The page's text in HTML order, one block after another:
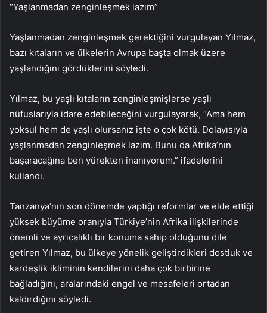
“Yaşlanmadan zenginleşmek lazım”
Yaşlanmadan zenginleşmek gerektiğini vurgulayan Yılmaz,
bazı kıtaların ve ülkelerin Avrupa başta olmak üzere
yaşlandığını gördüklerini söyledi.
Yılmaz, bu yaşlı kıtaların zenginleşmişlerse yaşlı
nüfuslarıyla idare edebileceğini vurgulayarak, “Ama hem
yoksul hem de yaşlı olursanız işte o çok kötü. Dolayısıyla
yaşlanmadan zenginleşmek lazım. Bunu da Afrika’nın
başaracağına ben yürekten inanıyorum.” ifadelerini
kullandı.
Tanzanya’nın son dönemde yaptığı reformlar ve elde ettiği
yüksek büyüme oranıyla Türkiye’nin Afrika ilişkilerinde
önemli ve ayrıcalıklı bir konuma sahip olduğunu dile
getiren Yılmaz, bu ülkeye yönelik geliştirdikleri dostluk ve
kardeşlik ikliminin kendilerini daha çok birbirine
bağladığını, aralarındaki engel ve mesafeleri ortadan
kaldırdığını söyledi.